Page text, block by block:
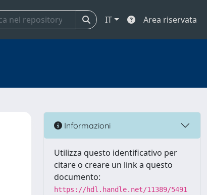
IT Area riservata
Informazioni
Utilizza questo identificativo per
citare o creare un link a questo
documento:
https://hdl.handle.net/11389/5491